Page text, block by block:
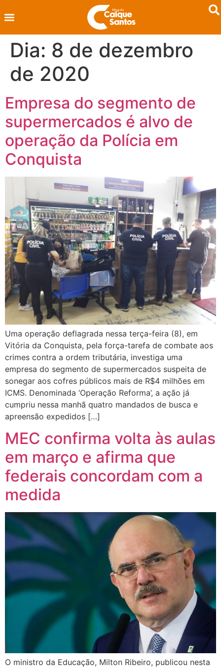
Dia: 8 de dezembro
de 2020
Empresa do segmento de
supermercados é alvo de
operação da Polícia em
Conquista
Uma operação deflagrada nessa terça-feira (8), em
Vitória da Conquista, pela força-tarefa de combate aos
crimes contra a ordem tributária, investiga uma
empresa do segmento de supermercados suspeita de
sonegar aos cofres públicos mais de R$4 milhões em
ICMS. Denominada ‘Operação Reforma’, a ação já
cumpriu nessa manhã quatro mandados de busca e
apreensão expedidos […]
MEC confirma volta às aulas
em março e afirma que
federais concordam com a
medida
O ministro da Educação, Milton Ribeiro, publicou nesta